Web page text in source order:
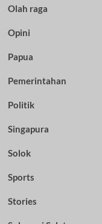
Olah raga
Opini
Papua
Pemerintahan
Politik
Singapura
Solok
Sports
Stories